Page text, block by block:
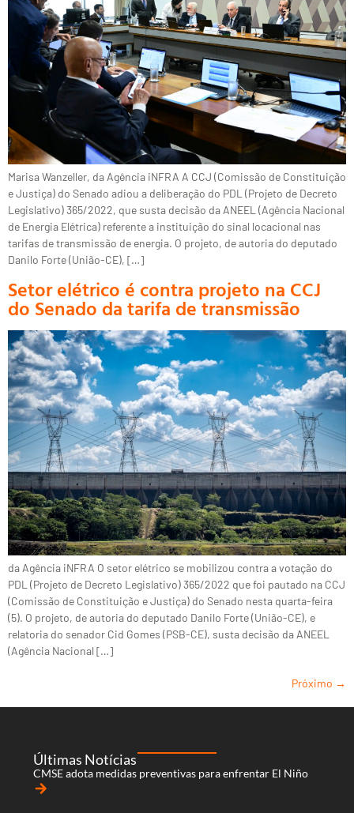
Marisa Wanzeller, da Agência iNFRA A CCJ (Comissão de Constituição
e Justiça) do Senado adiou a deliberação do PDL (Projeto de Decreto
Legislativo) 365/2022, que susta decisão da ANEEL (Agência Nacional
de Energia Elétrica) referente a instituição do sinal locacional nas
tarifas de transmissão de energia. O projeto, de autoria do deputado
Danilo Forte (União-CE), […]
Setor elétrico é contra projeto na CCJ
do Senado da tarifa de transmissão
da Agência iNFRA O setor elétrico se mobilizou contra a votação do
PDL (Projeto de Decreto Legislativo) 365/2022 que foi pautado na CCJ
(Comissão de Constituição e Justiça) do Senado nesta quarta-feira
(5). O projeto, de autoria do deputado Danilo Forte (União-CE), e
relatoria do senador Cid Gomes (PSB-CE), susta decisão da ANEEL
(Agência Nacional […]
Próximo →
Últimas Notícias
CMSE adota medidas preventivas para enfrentar El Niño
arrow_forward